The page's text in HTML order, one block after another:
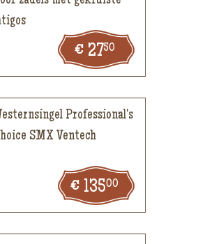
2750
Professional's
SMX Ventech
13500